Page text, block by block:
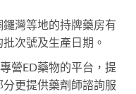
灣等地的持牌藥房有
次號及生產日期。
營ED藥物的平台，提
更提供藥劑師諮詢服